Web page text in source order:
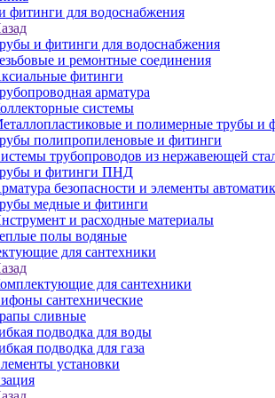
фитинги для водоснабжения
и фитинги для водоснабжения
и ремонтные соединения
фитинги
арматура
системы
и полимерные трубы и
полипропиленовые и фитинги
трубопроводов из нержавеющей
и фитинги ПНД
безопасности и элементы
медные и фитинги
и расходные материалы
полы водяные
для сантехники
для сантехники
сантехнические
сливные
подводка для воды
подводка для газа
установки